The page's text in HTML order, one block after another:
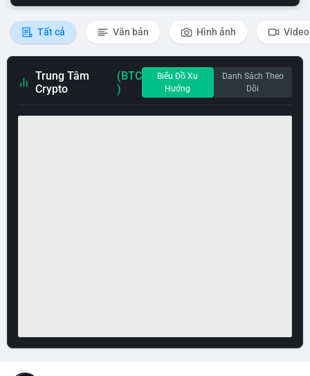
Tất cả Văn bản Hình ảnh Video
Trung Tâm
Crypto
(BTC
)
Biểu Đồ Xu
Hướng
Danh Sách Theo
Dõi